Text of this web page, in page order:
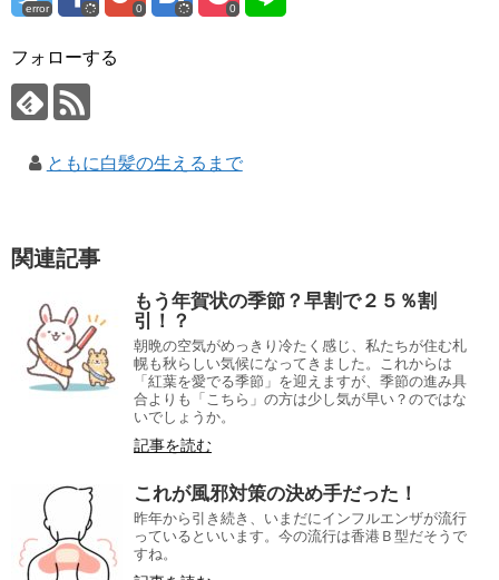
error 0 0
フォローする
ともに白髪の生えるまで
関連記事
もう年賀状の季節？早割で２５％割
引！？
朝晩の空気がめっきり冷たく感じ、私たちが住む札
幌も秋らしい気候になってきました。これからは
「紅葉を愛でる季節」を迎えますが、季節の進み具
合よりも「こちら」の方は少し気が早い？のではな
いでしょうか。
記事を読む
これが風邪対策の決め手だった！
昨年から引き続き、いまだにインフルエンザが流行
っているといいます。今の流行は香港Ｂ型だそうで
すね。